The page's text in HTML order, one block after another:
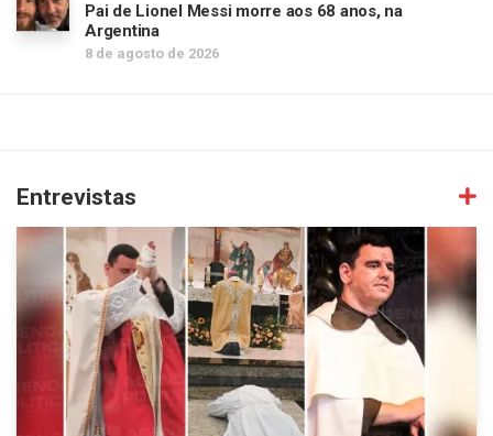
Pai de Lionel Messi morre aos 68 anos, na
Argentina
8 de agosto de 2026
Entrevistas